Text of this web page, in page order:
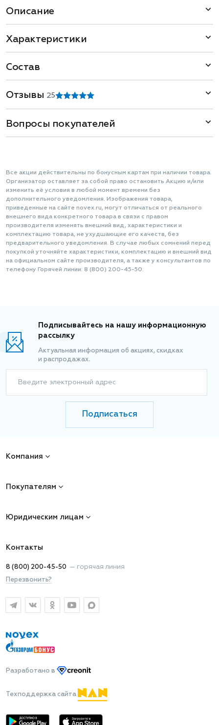
Описание
Характеристики
Состав
Отзывы 25
Вопросы покупателей
Все акции действительны по бонусным картам при наличии товара.
Организатор оставляет за собой право остановить Акцию и/или
изменить её условия в любой момент времени без
дополнительного уведомления. Изображения товара,
приведенные на сайте novex.ru, могут отличаться от реального
внешнего вида конкретного товара в связи с правом
производителя изменять внешний вид, характеристики и
комплектацию товара, не ухудшающие его качеств, без
предварительного уведомления. В случае любых сомнений перед
покупкой уточняйте характеристики, комплектацию и внешний вид
на официальном сайте производителя, а также у консультантов по
телефону Горячей линии: 8 (800) 200-45-50.
Подписывайтесь на нашу информационную
рассылку
Актуальная информация об акциях, скидках
и распродажах.
Введите электронный адрес
Подписаться
Компания
Покупателям
Юридическим лицам
Контакты
8 (800) 200-45-50 — горячая линия
Перезвонить?
Разработано в
Техподдержка сайта